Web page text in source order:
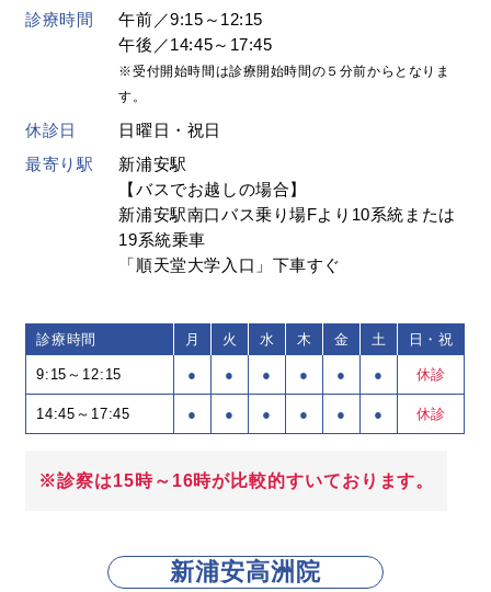
診療時間
午前／9:15～12:15
午後／14:45～17:45
※受付開始時間は診療開始時間の５分前からとなりま
す。
休診日
日曜日・祝日
最寄り駅
新浦安駅
【バスでお越しの場合】
新浦安駅南口バス乗り場Fより10系統または
19系統乗車
「順天堂大学入口」下車すぐ
診療時間 月 火 水 木 金 土 日・祝
9:15～12:15 ● ● ● ● ● ● 休診
14:45～17:45 ● ● ● ● ● ● 休診
※診察は15時～16時が比較的すいております。
新浦安高洲院